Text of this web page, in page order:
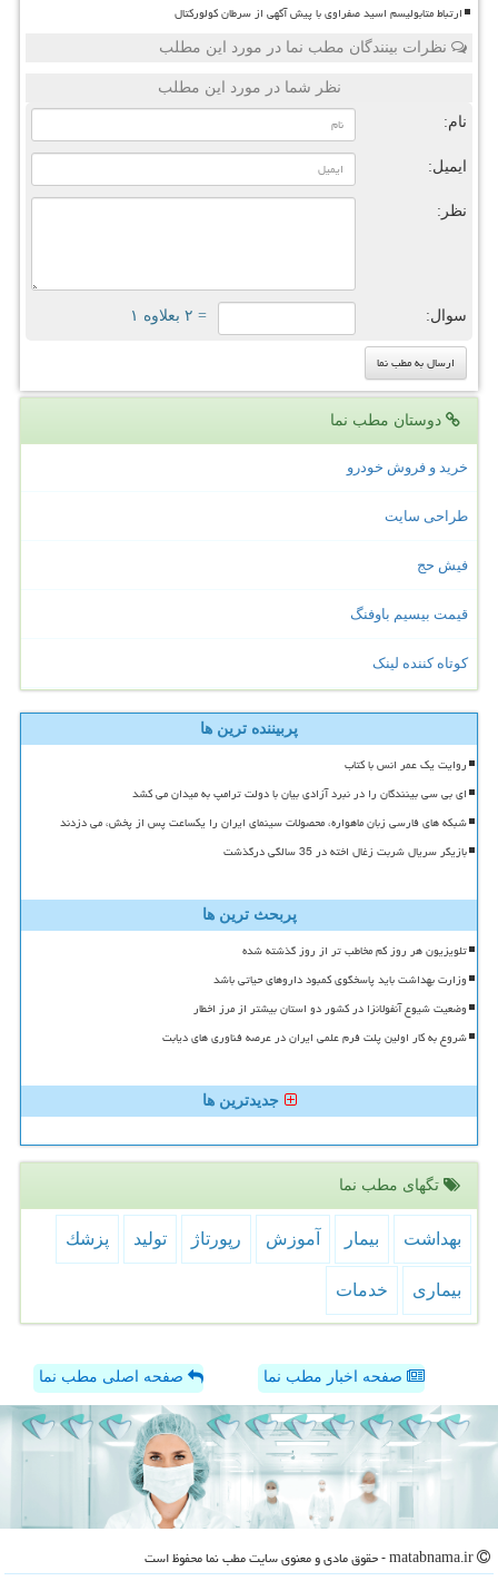
ارتباط متابولیسم اسید صفراوی با پیش آگهی از سرطان کولورکتال
نظرات بینندگان مطب نما در مورد این مطلب
نظر شما در مورد این مطلب
نام:
ایمیل:
نظر:
سوال: = ۲ بعلاوه ۱
دوستان مطب نما
خرید و فروش خودرو
طراحی سایت
فیش حج
قیمت بیسیم باوفنگ
کوتاه کننده لینک
پربیننده ترین ها
روایت یک عمر انس با کتاب
ای بی سی بینندگان را در نبرد آزادی بیان با دولت ترامپ به میدان می کشد
شبکه های فارسی زبان ماهواره، محصولات سینمای ایران را یکساعت پس از پخش، می دزدند
بازیگر سریال شربت زغال اخته در 35 سالگی درگذشت
پربحث ترین ها
تلویزیون هر روز کم مخاطب تر از روز گذشته شده
وزارت بهداشت باید پاسخگوی کمبود داروهای حیاتی باشد
وضعیت شیوع آنفولانزا در کشور دو استان بیشتر از مرز اخطار
شروع به کار اولین پلت فرم علمی ایران در عرصه فناوری های دیابت
جدیدترین ها
تگهای مطب نما
بهداشت بیمار آموزش رپورتاژ تولید پزشك
بیماری خدمات
صفحه اخبار مطب نما صفحه اصلی مطب نما